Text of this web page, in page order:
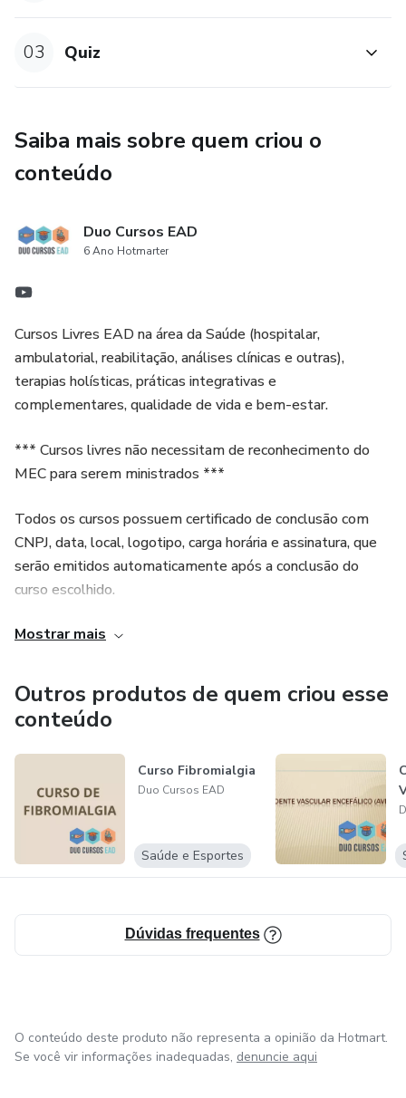
03 Quiz
Saiba mais sobre quem criou o
conteúdo
Duo Cursos EAD
6 Ano Hotmarter
Cursos Livres EAD na área da Saúde (hospitalar,
ambulatorial, reabilitação, análises clínicas e outras),
terapias holísticas, práticas integrativas e
complementares, qualidade de vida e bem-estar.
*** Cursos livres não necessitam de reconhecimento do
MEC para serem ministrados ***
Todos os cursos possuem certificado de conclusão com
CNPJ, data, local, logotipo, carga horária e assinatura, que
serão emitidos automaticamente após a conclusão do
curso escolhido.
***Cursos ministrados por profissionais com formação e
ATENÇÃO: A disposição de nossos cursos, vídeos ou
apostilas em outros locais ou canais que não os nossos
oficiais, é considerada plágio e uso indevido de nossos
produtos, sendo assim, não é permitido o repasse, uso em
aulas, postagem em sites ou demais usos comerciais de
nossas apostilas ou vídeos.
Mostrar mais
Outros produtos de quem criou esse
conteúdo
Curso Fibromialgia
Duo Cursos EAD
Saúde e Esportes
Dúvidas frequentes
O conteúdo deste produto não representa a opinião da Hotmart.
Se você vir informações inadequadas, denuncie aqui